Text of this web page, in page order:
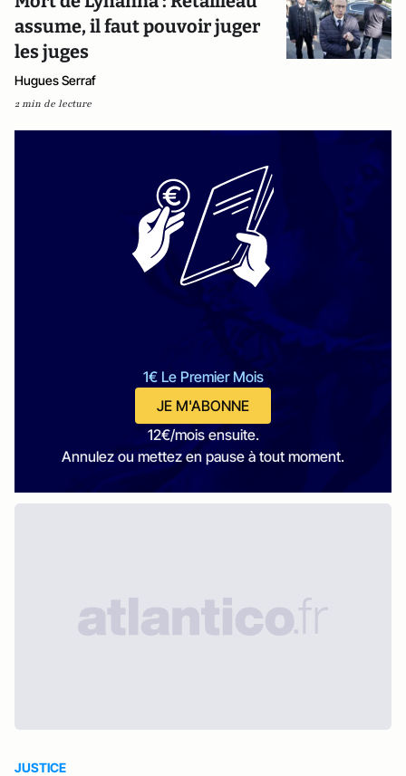
assume, il faut pouvoir juger
les juges
Hugues Serraf
2 min de lecture
1€ Le Premier Mois
JE M'ABONNE
12€/mois ensuite.
Annulez ou mettez en pause à tout moment.
JUSTICE